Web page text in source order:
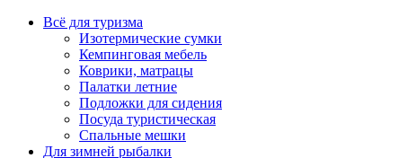
Всё для туризма
Изотермические сумки
Кемпинговая мебель
Коврики, матрацы
Палатки летние
Подложки для сидения
Посуда туристическая
Спальные мешки
Для зимней рыбалки